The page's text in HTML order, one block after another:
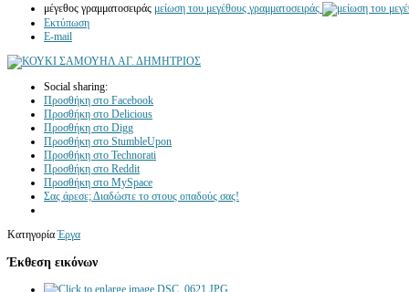
μέγεθος γραμματοσειράς μείωση του μεγέθους γραμματοσειράς
Εκτύπωση
E-mail
Social sharing:
Προσθήκη στο Facebook
Προσθήκη στο Delicious
Προσθήκη στο Digg
Προσθήκη στο StumbleUpon
Προσθήκη στο Technorati
Προσθήκη στο Reddit
Προσθήκη στο MySpace
Σας άρεσε; Διαδώστε το στους οπαδούς σας!
Κατηγορία Έργα
Έκθεση εικόνων